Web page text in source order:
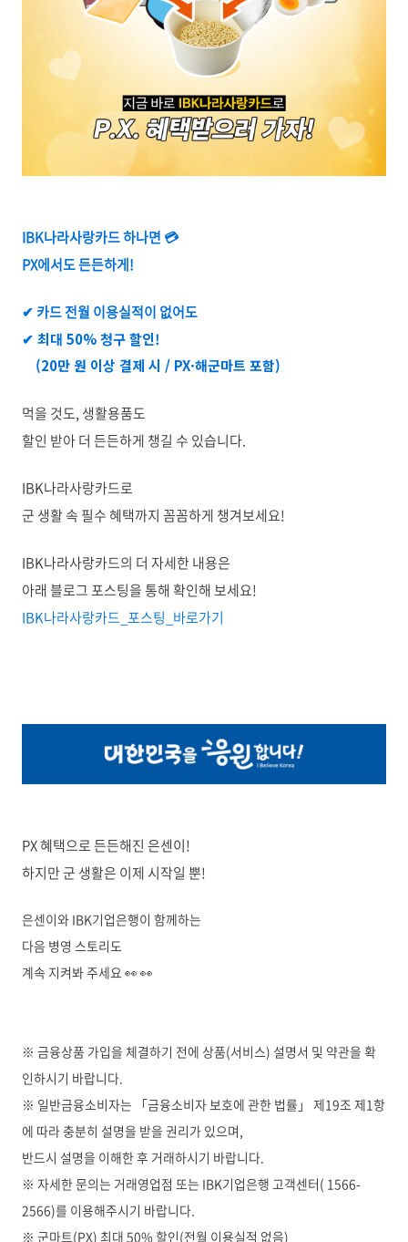
IBK나라사랑카드 하나면 💳
PX에서도 든든하게!
✔ 카드 전월 이용실적이 없어도
✔ 최대 50% 청구 할인!
(20만 원 이상 결제 시 / PX·해군마트 포함)
먹을 것도, 생활용품도
할인 받아 더 든든하게 챙길 수 있습니다.
IBK나라사랑카드로
군 생활 속 필수 혜택까지 꼼꼼하게 챙겨보세요!
IBK나라사랑카드의 더 자세한 내용은
아래 블로그 포스팅을 통해 확인해 보세요!
IBK나라사랑카드_포스팅_바로가기
PX 혜택으로 든든해진 은센이!
하지만 군 생활은 이제 시작일 뿐!
은센이와 IBK기업은행이 함께하는
다음 병영 스토리도
계속 지켜봐 주세요 👀 👀
※ 금융상품 가입을 체결하기 전에 상품(서비스) 설명서 및 약관을 확
인하시기 바랍니다.
※ 일반금융소비자는 「금융소비자 보호에 관한 법률」 제19조 제1항
에 따라 충분히 설명을 받을 권리가 있으며,
반드시 설명을 이해한 후 거래하시기 바랍니다.
※ 자세한 문의는 거래영업점 또는 IBK기업은행 고객센터( 1566-
2566)를 이용해주시기 바랍니다.
※ 군마트(PX) 최대 50% 할인(전월 이용실적 없음)